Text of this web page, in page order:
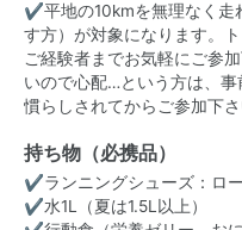
✔平地の10kmを無理なく走
す方）が対象になります。
ご経験者までお気軽にご参
いので心配…という方は、
慣らしされてからご参加下さ
持ち物（必携品）
✔ランニングシューズ：ロ
✔水1L（夏は1.5L以上）